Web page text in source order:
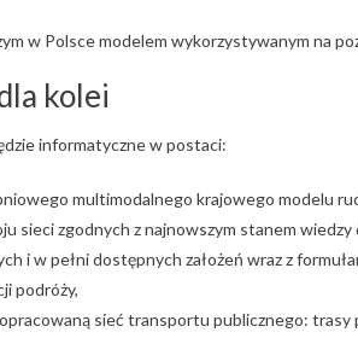
w Polsce modelem wykorzystywanym na
kolei
informatyczne w postaci:
multimodalnego krajowego modelu
sieci zgodnych z najnowszym stanem
i w pełni dostępnych założeń wraz z
podróży,
sieć transportu publicznego: